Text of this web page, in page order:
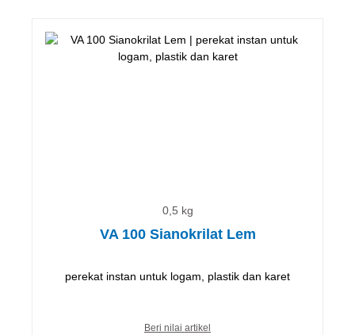
0,5 kg
VA 100 Sianokrilat Lem
perekat instan untuk logam, plastik dan karet
Beri nilai artikel